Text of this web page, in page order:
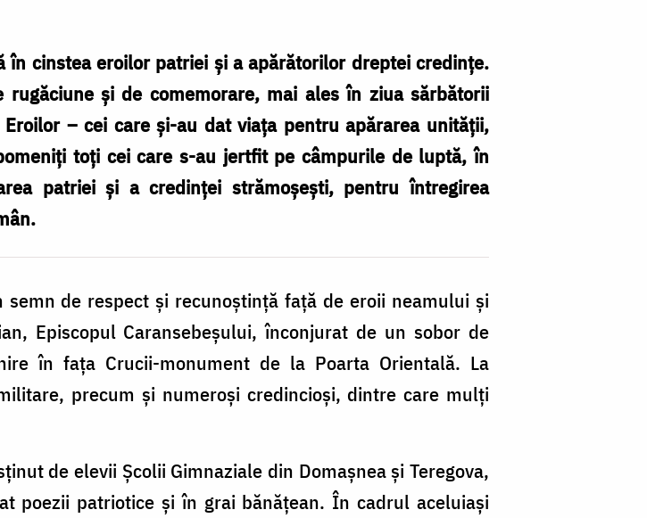
în cinstea eroilor patriei și a apărătorilor dreptei credințe.
și de comemorare, mai ales în ziua sărbătorii
– cei care și-au dat viața pentru apărarea unității,
toți cei care s-au jertfit pe câmpurile de luptă, în
patriei și a credinței strămoșești, pentru întregirea
de respect și recunoștință față de eroii neamului și
Episcopul Caransebeșului, înconjurat de un sobor de
în fața Crucii-monument de la Poarta Orientală. La
precum și numeroși credincioși, dintre care mulți
de elevii Școlii Gimnaziale din Domașnea și Teregova,
poezii patriotice și în grai bănățean. În cadrul aceluiași